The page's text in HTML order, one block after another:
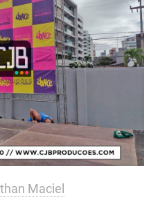
Maciel